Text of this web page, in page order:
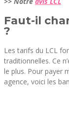
Faut-il
?
Les tarifs du LCL
traditionnelles. Ce
le plus. Pour payer
agence, voici les